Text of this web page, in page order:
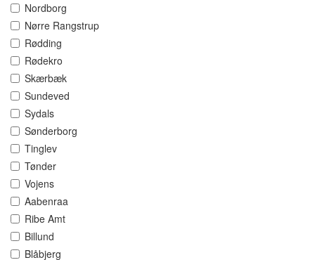
Nordborg
Nørre Rangstrup
Rødding
Rødekro
Skærbæk
Sundeved
Sydals
Sønderborg
Tinglev
Tønder
Vojens
Aabenraa
Ribe Amt
Billund
Blåbjerg